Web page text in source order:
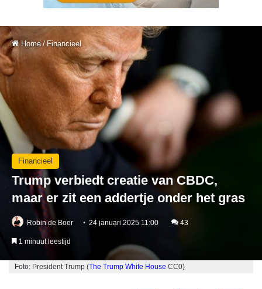
Home / Financieel
Financieel
Trump verbiedt creatie van CBDC,
maar er zit een addertje onder het gras
Robin de Boer 24 januari 2025 11:00 43
1 minuut leestijd
Foto: President Trump (The Trump White House CC0)